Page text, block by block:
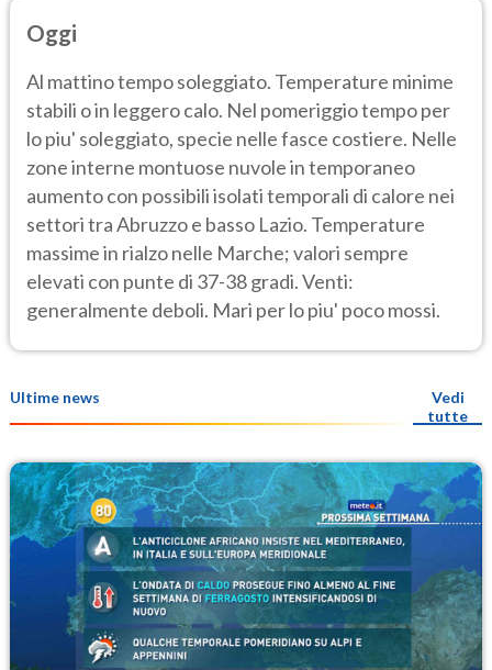
Oggi
Al mattino tempo soleggiato. Temperature minime
stabili o in leggero calo. Nel pomeriggio tempo per
lo piu' soleggiato, specie nelle fasce costiere. Nelle
zone interne montuose nuvole in temporaneo
aumento con possibili isolati temporali di calore nei
settori tra Abruzzo e basso Lazio. Temperature
massime in rialzo nelle Marche; valori sempre
elevati con punte di 37-38 gradi. Venti:
generalmente deboli. Mari per lo piu' poco mossi.
Ultime news
Vedi
tutte